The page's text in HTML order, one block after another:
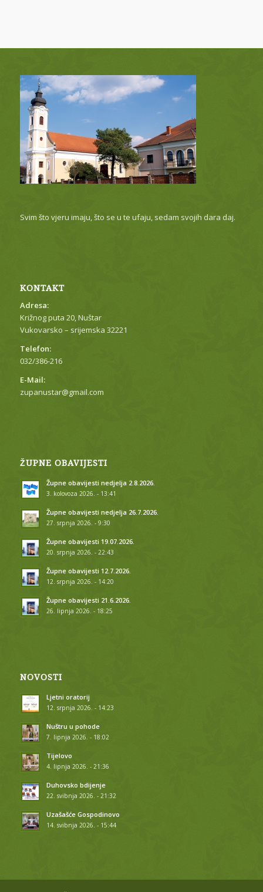
Svim što vjeru imaju, što se u te ufaju, sedam svojih dara daj.
KONTAKT
Adresa:
Križnog puta 20, Nuštar
Vukovarsko – srijemska 32221
Telefon:
032/386-216
E-Mail:
zupanustar@gmail.com
ŽUPNE OBAVIJESTI
Župne obavijesti nedjelja 2.8.2026.
3. kolovoza 2026. - 13:41
Župne obavijesti nedjelja 26.7.2026.
27. srpnja 2026. - 9:30
Župne obavijesti 19.07.2026.
20. srpnja 2026. - 22:43
Župne obavijesti 12.7.2026.
12. srpnja 2026. - 14:20
Župne obavijesti 21.6.2026.
26. lipnja 2026. - 18:25
NOVOSTI
Ljetni oratorij
12. srpnja 2026. - 14:23
Nuštru u pohode
7. lipnja 2026. - 18:02
Tijelovo
4. lipnja 2026. - 21:36
Duhovsko bdijenje
22. svibnja 2026. - 21:32
Uzašašće Gospodinovo
14. svibnja 2026. - 15:44